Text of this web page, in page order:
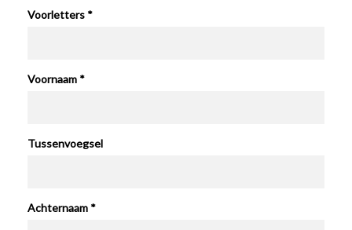
Voorletters *
Voornaam *
Tussenvoegsel
Achternaam *